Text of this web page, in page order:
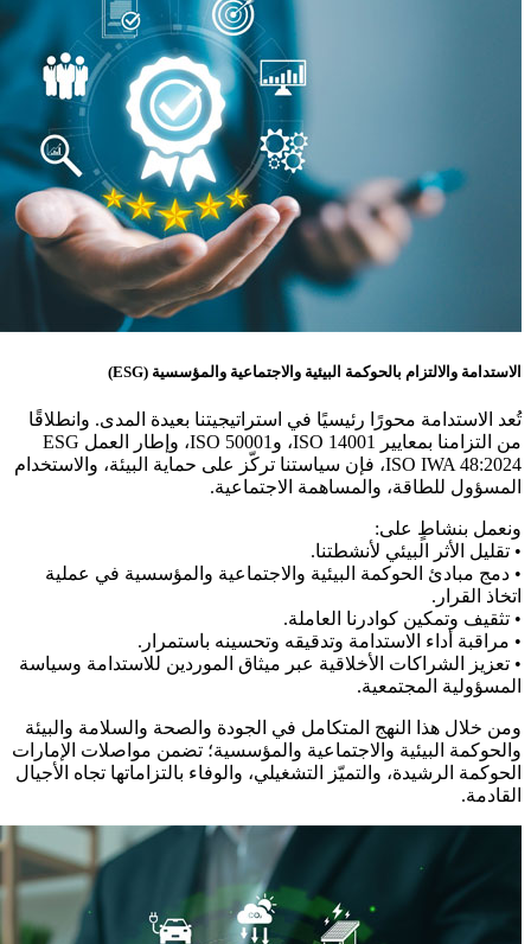
الاستدامة والالتزام بالحوكمة البيئية والاجتماعية والمؤسسية (ESG)
تُعد الاستدامة محورًا رئيسيًا في استراتيجيتنا بعيدة المدى. وانطلاقًا
من التزامنا بمعايير ISO 14001، وISO 50001، وإطار العمل ESG
ISO IWA 48:2024، فإن سياستنا تركّز على حماية البيئة، والاستخدام
المسؤول للطاقة، والمساهمة الاجتماعية.
ونعمل بنشاطٍ على:
• تقليل الأثر البيئي لأنشطتنا.
• دمج مبادئ الحوكمة البيئية والاجتماعية والمؤسسية في عملية
اتخاذ القرار.
• تثقيف وتمكين كوادرنا العاملة.
• مراقبة أداء الاستدامة وتدقيقه وتحسينه باستمرار.
• تعزيز الشراكات الأخلاقية عبر ميثاق الموردين للاستدامة وسياسة
المسؤولية المجتمعية.
ومن خلال هذا النهج المتكامل في الجودة والصحة والسلامة والبيئة
والحوكمة البيئية والاجتماعية والمؤسسية؛ تضمن مواصلات الإمارات
الحوكمة الرشيدة، والتميّز التشغيلي، والوفاء بالتزاماتها تجاه الأجيال
القادمة.